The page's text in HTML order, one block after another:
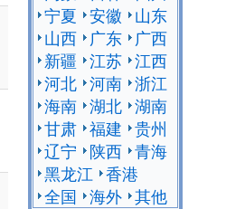
宁夏 安徽
山东
山西
广东
广西
新疆 江苏 江西
河北 河南 浙江
海南 湖北 湖南
甘肃 福建 贵州
辽宁
陕西 青海
黑龙江 香港
全国 海外 其他